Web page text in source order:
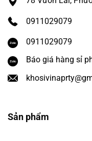
0911029079
0911029079
Báo giá hàng sỉ
Sản phẩm